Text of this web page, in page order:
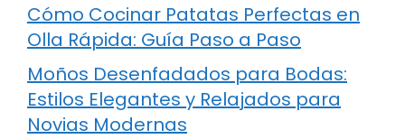
Cómo Cocinar Patatas Perfectas en
Olla Rápida: Guía Paso a Paso
Moños Desenfadados para Bodas:
Estilos Elegantes y Relajados para
Novias Modernas